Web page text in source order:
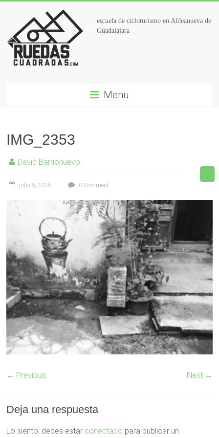
escuela de cicloturismo en Aldeanueva de
Guadalajara
Menu
IMG_2353
David Barrionuevo
julio 6, 2015 0 Comment
← Previous Next →
Deja una respuesta
Lo siento, debes estar conectado para publicar un